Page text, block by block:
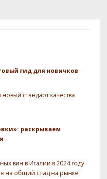
гид для новичков
стандарт качества
раскрываем
вин в Италии в 2024 году
на общий спад на рынке